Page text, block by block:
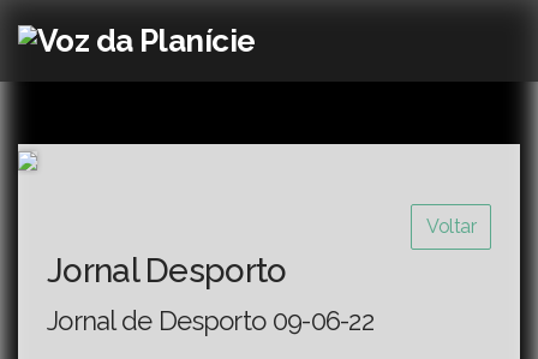
Voltar
Jornal Desporto
Jornal de Desporto 09-06-22